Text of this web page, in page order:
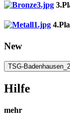
New
TSG-
Hilfe
mehr